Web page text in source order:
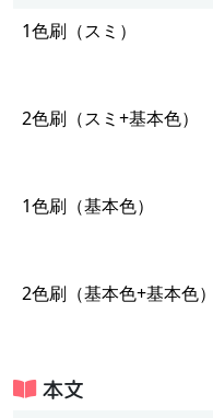
1色刷（スミ）
2色刷（スミ+基本色）
1色刷（基本色）
2色刷（基本色+基本色）
本文